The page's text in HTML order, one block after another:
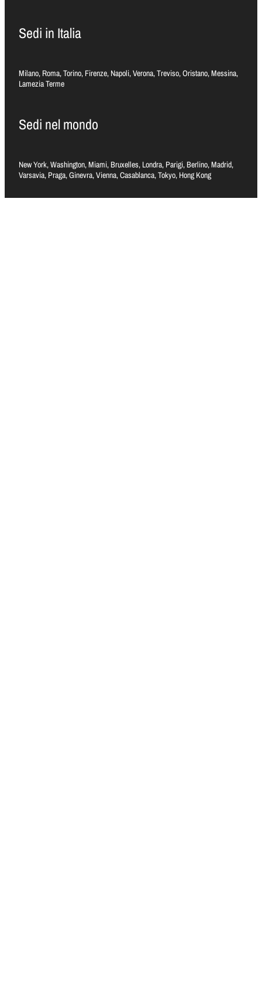
Sedi in Italia
Milano, Roma, Torino, Firenze, Napoli, Verona, Treviso, Oristano, Messina,
Lamezia Terme
Sedi nel mondo
New York, Washington, Miami, Bruxelles, Londra, Parigi, Berlino, Madrid,
Varsavia, Praga, Ginevra, Vienna, Casablanca, Tokyo, Hong Kong